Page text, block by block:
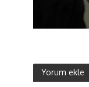
Yorum ekle